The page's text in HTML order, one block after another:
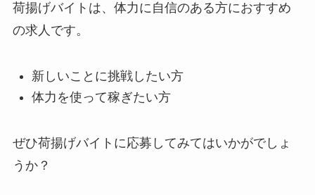
荷揚げバイトは、体力に自信のある方におすすめ
の求人です。
新しいことに挑戦したい方
体力を使って稼ぎたい方
ぜひ荷揚げバイトに応募してみてはいかがでしょ
うか？